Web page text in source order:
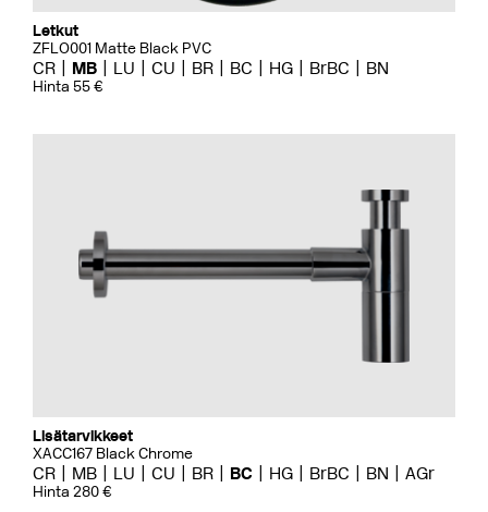
Letkut
ZFLO001 Matte Black PVC
CR MB LU CU BR BC HG BrBC BN
Hinta 55 €
Lisätarvikkeet
XACC167 Black Chrome
CR MB LU CU BR BC HG BrBC BN AGr
Hinta 280 €